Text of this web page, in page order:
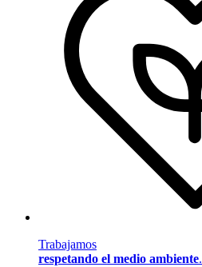
Trabajamos
respetando el medio ambiente.